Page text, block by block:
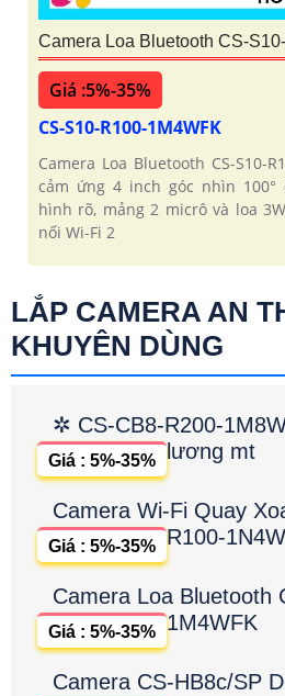
Camera Loa Bluetooth CS-
Giá :5%-35%
CS-S10-R100-1M4WFK
Camera Loa Bluetooth CS-S10-
cảm ứng 4 inch góc nhìn
hình rõ, mảng 2 micrô và loa
nối Wi-Fi 2
LẮP CAMERA AN
KHUYÊN DÙNG
✲ CS-CB8-R200-
lương mt
Giá : 5%-35%
Camera Wi-Fi Quay
R100-
Giá : 5%-35%
Camera Loa Bluetooth
1M4WFK
Giá : 5%-35%
Camera CS-HB8c/SP